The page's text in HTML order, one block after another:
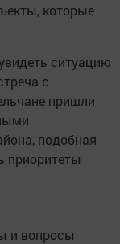
которые
ситуацию
с
пришли
подобная
приоритеты
и вопросы